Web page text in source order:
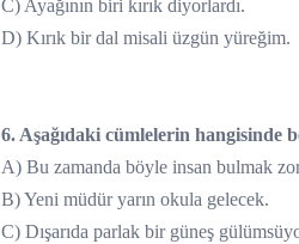
C) Ayağının biri kırık diyorlardı.
D) Kırık bir dal misali üzgün yüreğim.
6. Aşağıdaki cümlelerin hangisinde
A) Bu zamanda böyle insan bulmak
B) Yeni müdür yarın okula gelecek.
C) Dışarıda parlak bir güneş